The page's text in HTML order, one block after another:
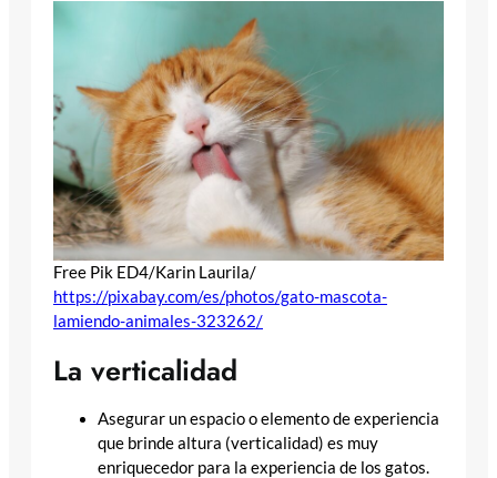
Free Pik ED4/Karin Laurila/
https://pixabay.com/es/photos/gato-mascota-
lamiendo-animales-323262/
La verticalidad
Asegurar un espacio o elemento de experiencia
que brinde altura (verticalidad) es muy
enriquecedor para la experiencia de los gatos.